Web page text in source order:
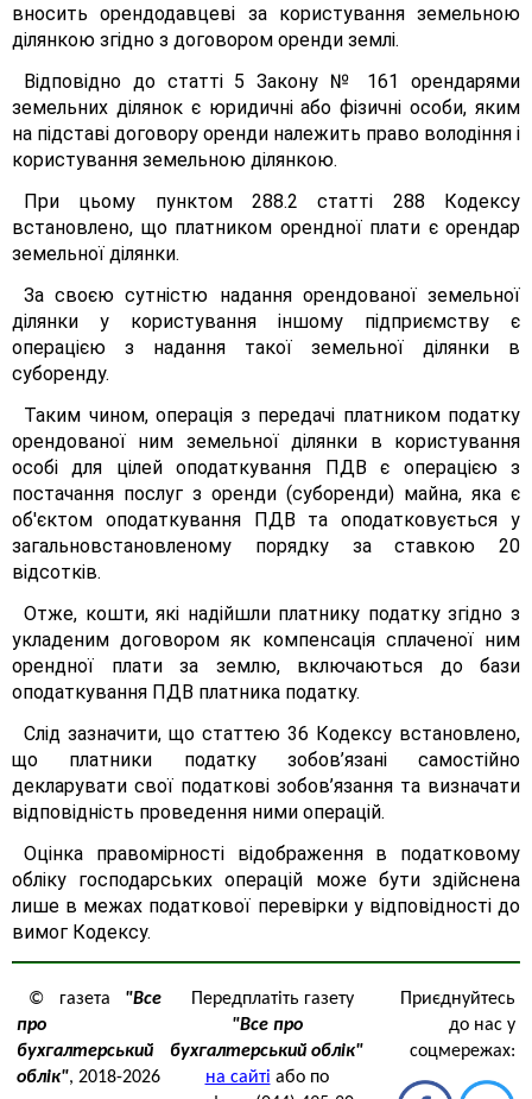
вносить орендодавцеві за користування земельною
ділянкою згідно з договором оренди землі.
Відповідно до статті 5 Закону № 161 орендарями
земельних ділянок є юридичні або фізичні особи, яким
на підставі договору оренди належить право володіння і
користування земельною ділянкою.
При цьому пунктом 288.2 статті 288 Кодексу
встановлено, що платником орендної плати є орендар
земельної ділянки.
За своєю сутністю надання орендованої земельної
ділянки у користування іншому підприємству є
операцією з надання такої земельної ділянки в
суборенду.
Таким чином, операція з передачі платником податку
орендованої ним земельної ділянки в користування
особі для цілей оподаткування ПДВ є операцією з
постачання послуг з оренди (суборенди) майна, яка є
об'єктом оподаткування ПДВ та оподатковується у
загальновстановленому порядку за ставкою 20
відсотків.
Отже, кошти, які надійшли платнику податку згідно з
укладеним договором як компенсація сплаченої ним
орендної плати за землю, включаються до бази
оподаткування ПДВ платника податку.
Слід зазначити, що статтею 36 Кодексу встановлено,
що платники податку зобов’язані самостійно
декларувати свої податкові зобов’язання та визначати
відповідність проведення ними операцій.
Оцінка правомірності відображення в податковому
обліку господарських операцій може бути здійснена
лише в межах податкової перевірки у відповідності до
вимог Кодексу.
© газета "Все
про
бухгалтерський
облік", 2018-2026
Передплатіть газету
"Все про
бухгалтерський облік"
на сайті або по
Приєднуйтесь
до нас у
соцмережах: